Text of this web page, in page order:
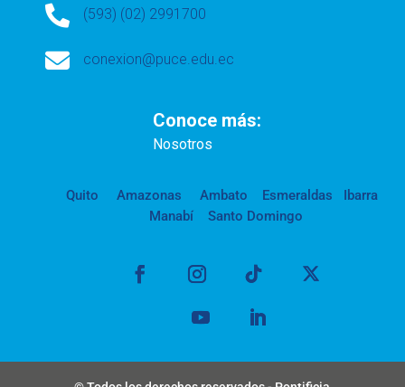
 (593) (02) 2991700
 conexion@puce.edu.ec
Conoce más:
Nosotros
Quito Amazonas Ambato Esmeraldas
Ibarra
Manabí
Santo Domingo